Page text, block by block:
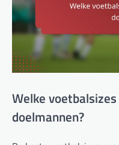
Welke
doelmannen?